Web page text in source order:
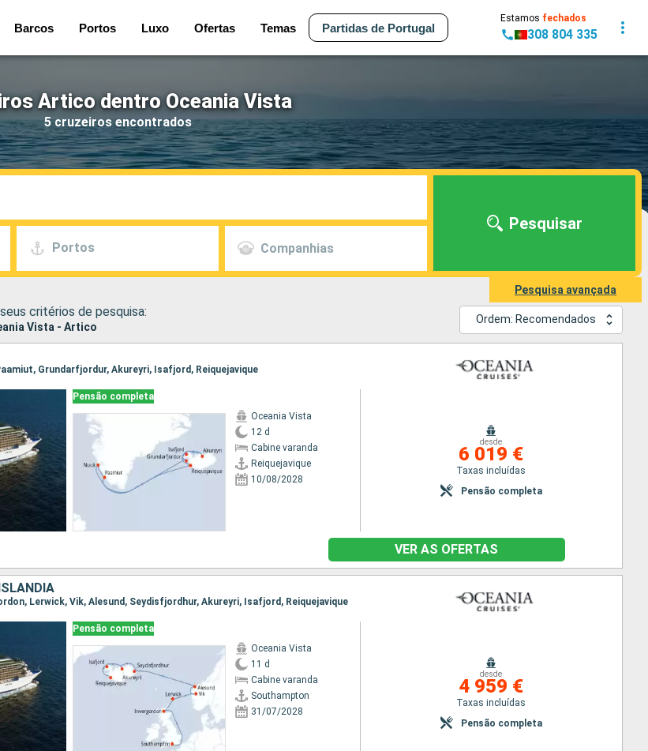
Barcos Portos Luxo Ofertas Temas Partidas de Portugal
Estamos fechados
308 804 335
Artico dentro Oceania Vista
5 cruzeiros encontrados
Portos Companhias
Pesquisar
Pesquisa avançada
critérios de pesquisa:
Vista - Artico
Ordem: Recomendados
Grundarfjordur, Akureyri, Isafjord, Reiquejavique
Pensão completa
Oceania Vista
12 d
Cabine varanda
Reiquejavique
10/08/2028
desde
6 019 €
Taxas incluídas
Pensão completa
VER AS OFERTAS
Lerwick, Vik, Alesund, Seydisfjordhur, Akureyri, Isafjord, Reiquejavique
Pensão completa
Oceania Vista
11 d
Cabine varanda
Southampton
31/07/2028
desde
4 959 €
Taxas incluídas
Pensão completa